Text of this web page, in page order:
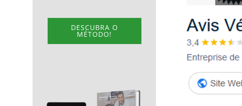
DESCUBRA O
MÉTODO!